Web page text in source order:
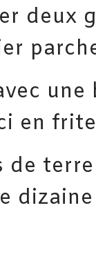
deux
une
en
de